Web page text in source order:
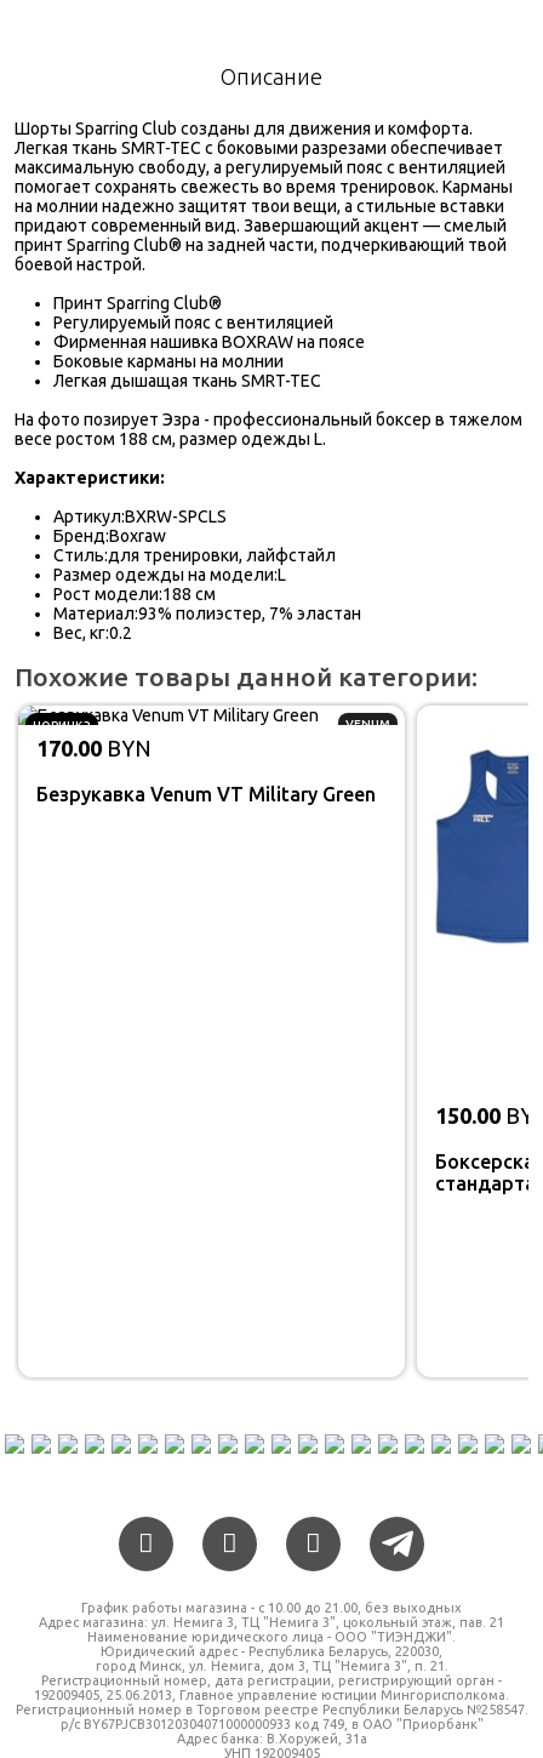
Описание
Шорты Sparring Club созданы для движения и комфорта.
Легкая ткань SMRT-TEC с боковыми разрезами обеспечивает
максимальную свободу, а регулируемый пояс с вентиляцией
помогает сохранять свежесть во время тренировок. Карманы
на молнии надежно защитят твои вещи, а стильные вставки
придают современный вид. Завершающий акцент — смелый
принт Sparring Club® на задней части, подчеркивающий твой
боевой настрой.
Принт Sparring Club®
Регулируемый пояс с вентиляцией
Фирменная нашивка BOXRAW на поясе
Боковые карманы на молнии
Легкая дышащая ткань SMRT-TEC
На фото позирует Эзра - профессиональный боксер в тяжелом
весе ростом 188 см, размер одежды L.
Характеристики:
Артикул:BXRW-SPCLS
Бренд:Boxraw
Стиль:для тренировки, лайфстайл
Размер одежды на модели:L
Рост модели:188 см
Материал:93% полиэстер, 7% эластан
Вес, кг:0.2
Похожие товары данной категории:
VENUM
новинка
170.00 BYN
Безрукавка Venum VT Military Green
150.00
стандарта
График работы магазина - c 10.00 до 21.00, без выходных
Адрес магазина: ул. Немига 3, ТЦ "Немига 3", цокольный этаж, пав. 21
Наименование юридического лица - ООО "ТИЭНДЖИ".
Юридический адрес - Республика Беларусь, 220030,
город Минск, ул. Немига, дом 3, ТЦ "Немига 3", п. 21.
Регистрационный номер, дата регистрации, регистрирующий орган -
192009405, 25.06.2013, Главное управление юстиции Мингорисполкома.
Регистрационный номер в Торговом реестре Республики Беларусь №258547.
р/с BY67PJCB30120304071000000933 код 749, в ОАО "Приорбанк"
Адрес банка: В.Хоружей, 31а
УНП 192009405